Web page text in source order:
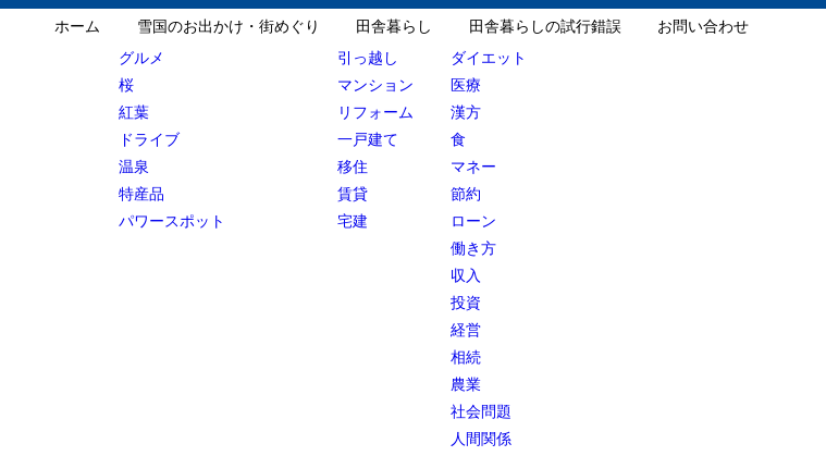
ホーム
雪国のお出かけ・街めぐり
グルメ
桜
紅葉
ドライブ
温泉
特産品
パワースポット
田舎暮らし
引っ越し
マンション
リフォーム
一戸建て
移住
賃貸
宅建
田舎暮らしの試行錯誤
ダイエット
医療
漢方
食
マネー
節約
ローン
働き方
収入
投資
経営
相続
農業
社会問題
人間関係
お問い合わせ